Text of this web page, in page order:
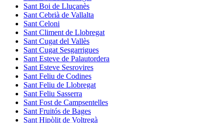
Sant Boi de Lluçanès
Sant Cebrià de Vallalta
Sant Celoni
Sant Climent de Llobregat
Sant Cugat del Vallès
Sant Cugat Sesgarrigues
Sant Esteve de Palautordera
Sant Esteve Sesrovires
Sant Feliu de Codines
Sant Feliu de Llobregat
Sant Feliu Sasserra
Sant Fost de Campsentelles
Sant Fruitós de Bages
Sant Hipòlit de Voltregà